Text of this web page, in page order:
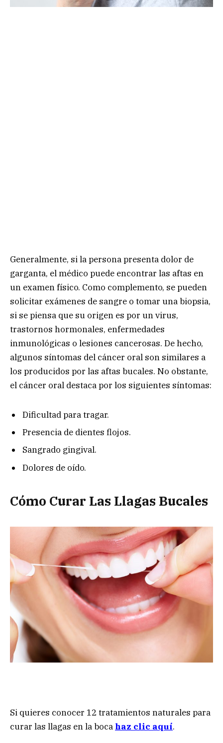
Generalmente, si la persona presenta dolor de
garganta, el médico puede encontrar las aftas en
un examen físico. Como complemento, se pueden
solicitar exámenes de sangre o tomar una biopsia,
si se piensa que su origen es por un virus,
trastornos hormonales, enfermedades
inmunológicas o lesiones cancerosas. De hecho,
algunos síntomas del cáncer oral son similares a
los producidos por las aftas bucales. No obstante,
el cáncer oral destaca por los siguientes síntomas:
Dificultad para tragar.
Presencia de dientes flojos.
Sangrado gingival.
Dolores de oído.
Cómo Curar Las Llagas Bucales
Si quieres conocer 12 tratamientos naturales para
curar las llagas en la boca haz clic aquí.